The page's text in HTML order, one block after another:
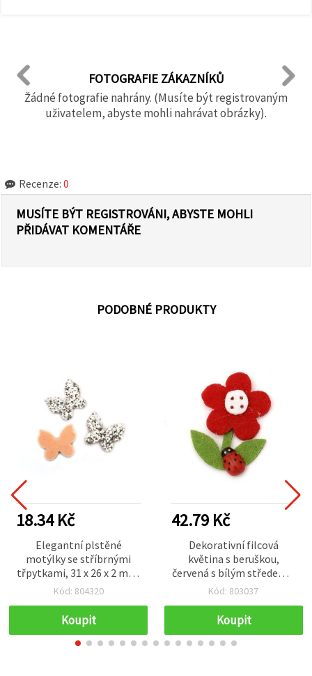
FOTOGRAFIE ZÁKAZNÍKŮ
Žádné fotografie nahrány. (Musíte být registrovaným
uživatelem, abyste mohli nahrávat obrázky).
Recenze: 0
MUSÍTE BÝT REGISTROVÁNI, ABYSTE MOHLI
PŘIDÁVAT KOMENTÁŘE
PODOBNÉ PRODUKTY
18.34 Kč
Elegantní plstěné
motýlky se stříbrnými
třpytkami, 31 x 26 x 2 mm,
sada 10 ks – ideální na
sváteční tvoření a
kreativní DIY projekty
Kód: 804320
Koupit
42.79 Kč
Dekorativní filcová
květina s beruškou,
červená s bílým středem a
zelenými listy, 45 x 31
aplikace, scrapbooking,
přáníčka a DIY dekorace
Kód: 803037
Koupit